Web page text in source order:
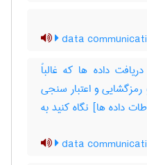
data
داده ها که غالباً
و اعتبار سنجی
داده ها] نگاه کنید به
data